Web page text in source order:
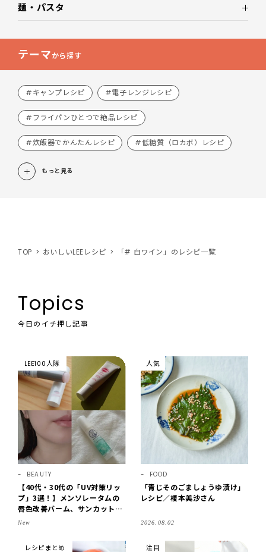
麺・パスタ
テーマから探す
#キャンプレシピ #電子レンジレシピ
#フライパンひとつで絶品レシピ
#炊飯器でかんたんレシピ #低糖質（ロカボ）レシピ
もっと見る
TOP おいしいLEEレシピ 「# 白ワイン」のレシピ一覧
Topics
今日のイチ押し記事
LEE100人隊
BEAUTY
【40代・30代の「UV対策リッ
プ」3選！】メンソレータムの
唇色改善バーム、サンカットな
どを「夏の紫外線対策」に愛用
New
人気
FOOD
「青じそのごましょうゆ漬け」
レシピ／榎本美沙さん
2026.08.02
レシピまとめ 注目